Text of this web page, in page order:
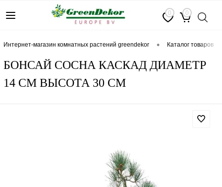
0 0
интернет-магазин комнатных растений greendekor • каталог товаров
БОНСАЙ СОСНА КАСКАД ДИАМЕТР
14 СМ ВЫСОТА 30 СМ